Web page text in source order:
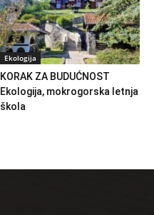
Ekologija
KORAK ZA BUDUĆNOST
Ekologija, mokrogorska letnja
škola